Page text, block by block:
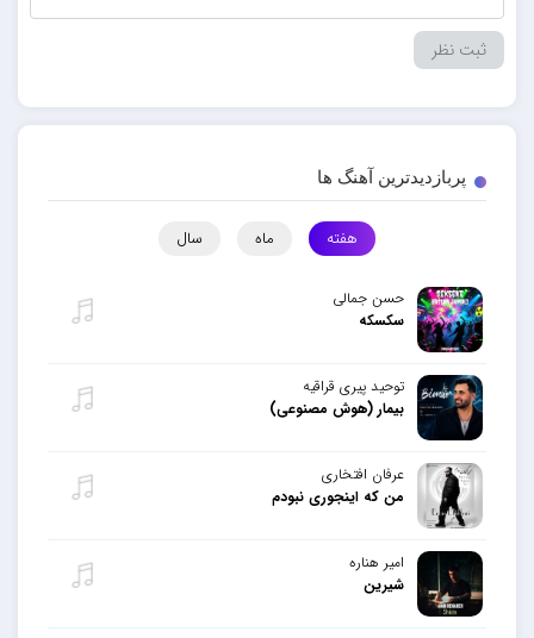
پربازدیدترین آهنگ ها
هفته ماه سال
حسن جمالی
سکسکه
توحید پیری قراقیه
بیمار (هوش مصنوعی)
عرفان افتخاری
من که اینجوری نبودم
امیر هناره
شیرین